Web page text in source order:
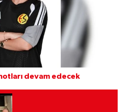
devam edecek